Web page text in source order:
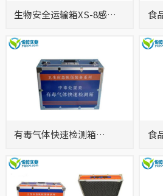
生物安全运输箱XS-8感染
性物质转运箱 标本送检专
食
食
有毒气体快速检测箱
YQ1124A
食